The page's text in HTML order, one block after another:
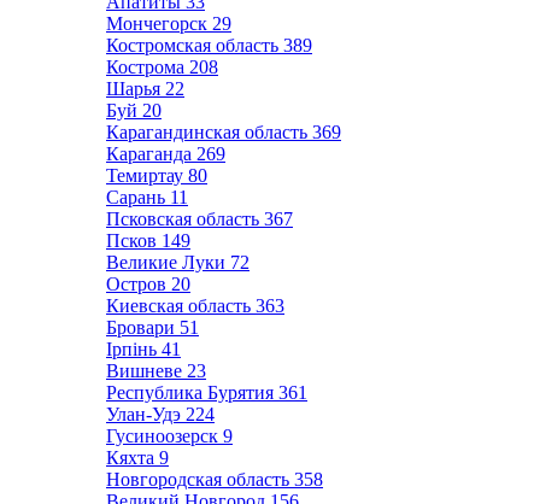
Мончегорск 29
Костромская область 389
Кострома 208
Шарья 22
Буй 20
Карагандинская область 369
Караганда 269
Темиртау 80
Сарань 11
Псковская область 367
Псков 149
Великие Луки 72
Остров 20
Киевская область 363
Бровари 51
Ірпінь 41
Вишневе 23
Республика Бурятия 361
Улан-Удэ 224
Гусиноозерск 9
Кяхта 9
Новгородская область 358